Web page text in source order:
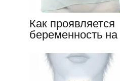
Как проявляется
беременность на
признаки до
задержки